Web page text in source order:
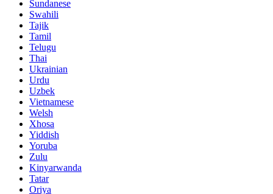
Sundanese
Swahili
Tajik
Tamil
Telugu
Thai
Ukrainian
Urdu
Uzbek
Vietnamese
Welsh
Xhosa
Yiddish
Yoruba
Zulu
Kinyarwanda
Tatar
Oriya